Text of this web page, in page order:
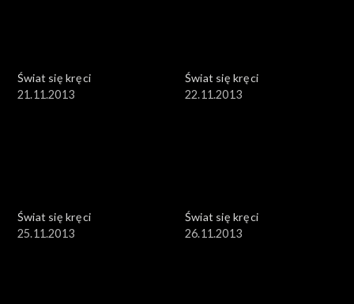
Świat się kręci
21.11.2013
Świat się kręci
22.11.2013
Świat się kręci
25.11.2013
Świat się kręci
26.11.2013